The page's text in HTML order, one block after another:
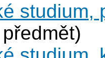
studium,